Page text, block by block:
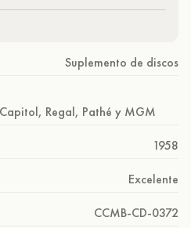
Suplemento de discos
Regal, Pathé y MGM
1958
Excelente
CCMB-CD-0372